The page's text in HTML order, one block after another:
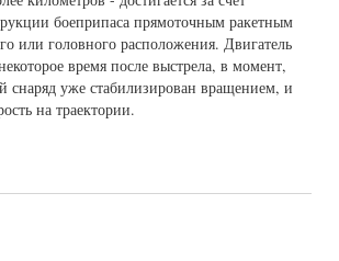
боеприпаса прямоточным ракетным
или головного расположения. Двигатель
время после выстрела, в момент,
снаряд уже стабилизирован вращением, и
на траектории.